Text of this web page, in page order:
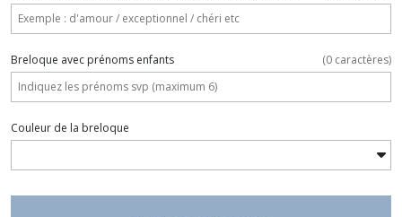
Breloque avec prénoms enfants (0 caractères)
Couleur de la breloque